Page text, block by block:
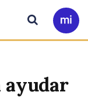
Ir
a
Buscar
ayudar